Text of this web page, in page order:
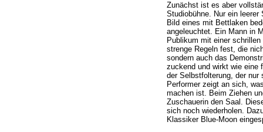
Zunächst ist es aber
Studiobühne. Nur ein
Bild eines mit Bettlaken
angeleuchtet. Ein Mann in
Publikum mit einer
strenge Regeln fest, die
sondern auch das
zuckend und wirkt wie eine
der Selbstfolterung, der
Performer zeigt an sich,
machen ist. Beim Ziehen
Zuschauerin den Saal.
sich noch wiederholen.
Klassiker Blue-Moon